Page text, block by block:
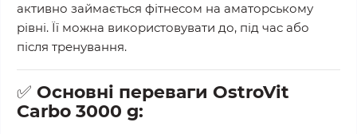
активно займається фітнесом на аматорському
рівні. Її можна використовувати до, під час або
після тренування.
✅ Основні переваги OstroVit
Carbo 3000 g: